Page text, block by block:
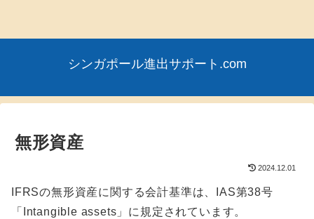
シンガポール進出サポート.com
無形資産
2024.12.01
IFRSの無形資産に関する会計基準は、IAS第38号
「Intangible assets」に規定されています。